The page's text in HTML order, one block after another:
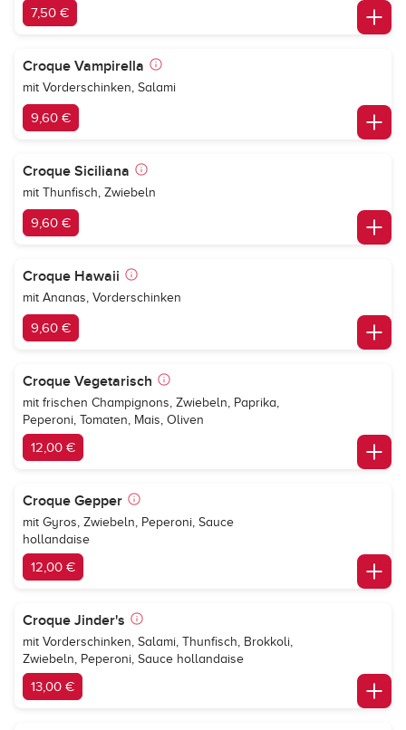
7,50 €
Croque Vampirella
mit Vorderschinken, Salami
9,60 €
Croque Siciliana
mit Thunfisch, Zwiebeln
9,60 €
Croque Hawaii
mit Ananas, Vorderschinken
9,60 €
Croque Vegetarisch
mit frischen Champignons, Zwiebeln, Paprika,
Peperoni, Tomaten, Mais, Oliven
12,00 €
Croque Gepper
mit Gyros, Zwiebeln, Peperoni, Sauce
hollandaise
12,00 €
Croque Jinder's
mit Vorderschinken, Salami, Thunfisch, Brokkoli,
Zwiebeln, Peperoni, Sauce hollandaise
13,00 €